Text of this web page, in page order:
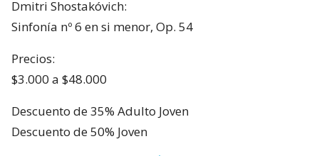
Dmitri Shostakóvich:
Sinfonía nº 6 en si menor, Op. 54
Precios:
$3.000 a $48.000
Descuento de 35% Adulto Joven
Descuento de 50% Joven